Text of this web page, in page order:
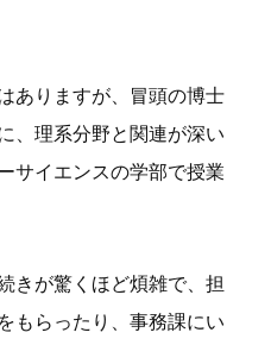
ありますが、冒頭の博士
、理系分野と関連が深い
サイエンスの学部で授業
きが驚くほど煩雑で、担
もらったり、事務課にい